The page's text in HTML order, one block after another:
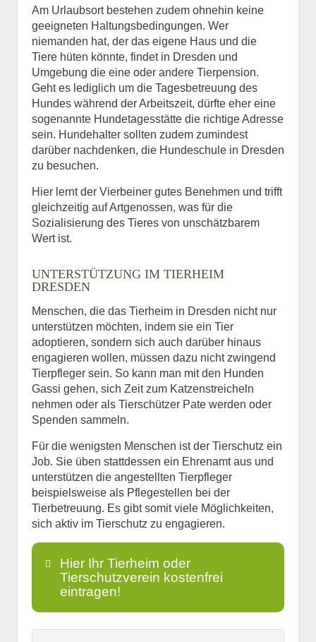
Am Urlaubsort bestehen zudem ohnehin keine
geeigneten Haltungsbedingungen. Wer
niemanden hat, der das eigene Haus und die
Tiere hüten könnte, findet in Dresden und
Umgebung die eine oder andere Tierpension.
Geht es lediglich um die Tagesbetreuung des
Hundes während der Arbeitszeit, dürfte eher eine
sogenannte Hundetagesstätte die richtige Adresse
sein. Hundehalter sollten zudem zumindest
darüber nachdenken, die Hundeschule in Dresden
zu besuchen.
Hier lernt der Vierbeiner gutes Benehmen und trifft
gleichzeitig auf Artgenossen, was für die
Sozialisierung des Tieres von unschätzbarem
Wert ist.
UNTERSTÜTZUNG IM TIERHEIM
DRESDEN
Menschen, die das Tierheim in Dresden nicht nur
unterstützen möchten, indem sie ein Tier
adoptieren, sondern sich auch darüber hinaus
engagieren wollen, müssen dazu nicht zwingend
Tierpfleger sein. So kann man mit den Hunden
Gassi gehen, sich Zeit zum Katzenstreicheln
nehmen oder als Tierschützer Pate werden oder
Spenden sammeln.
Für die wenigsten Menschen ist der Tierschutz ein
Job. Sie üben stattdessen ein Ehrenamt aus und
unterstützen die angestellten Tierpfleger
beispielsweise als Pflegestellen bei der
Tierbetreuung. Es gibt somit viele Möglichkeiten,
sich aktiv im Tierschutz zu engagieren.
Hier Ihr Tierheim oder
Tierschutzverein kostenfrei
eintragen!